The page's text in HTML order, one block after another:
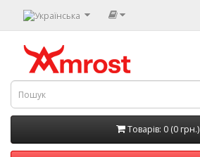
Товарів: 0 (0 грн.)